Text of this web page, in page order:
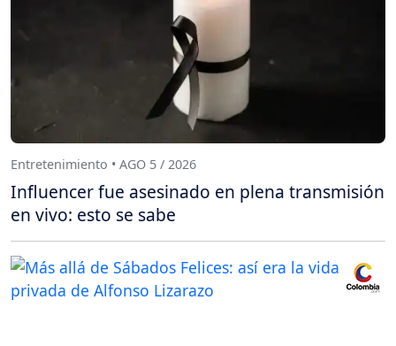
Entretenimiento • AGO 5 / 2026
Influencer fue asesinado en plena transmisión
en vivo: esto se sabe